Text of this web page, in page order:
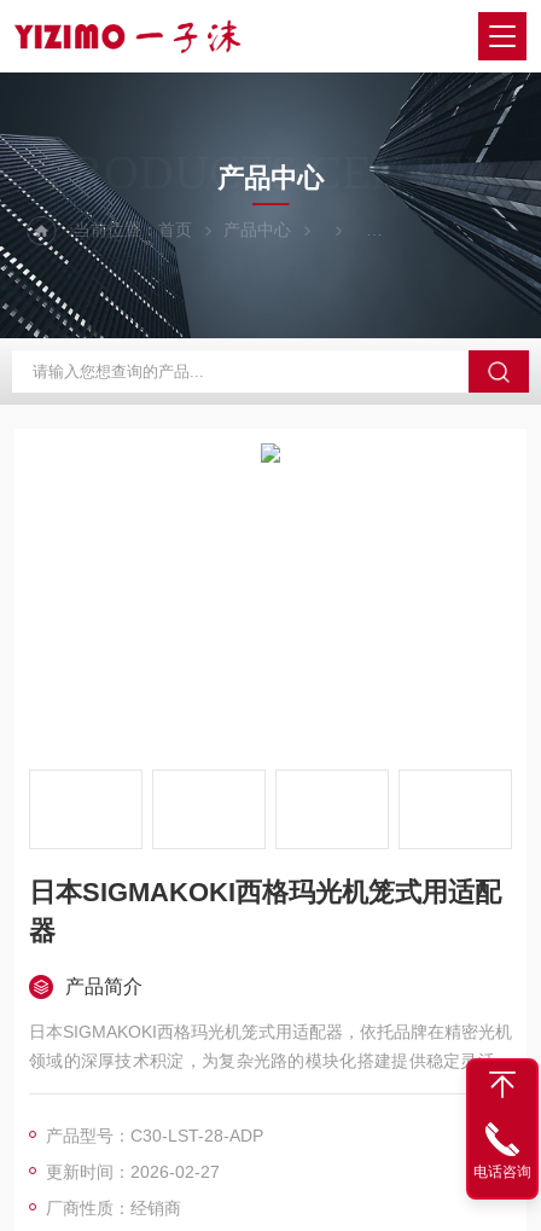
PRODUCTS CENTER
产品中心
当前位置：首页 产品中心 日本SIGMAKOKI西格玛
日本SIGMAKOKI西格玛光机笼式用适配
器
产品简介
日本SIGMAKOKI西格玛光机笼式用适配器，依托品牌在精密光机
领域的深厚技术积淀，为复杂光路的模块化搭建提供稳定灵活的
连接解决方案，广泛适配科研实验与工业检测等高精度光学场
产品型号：C30-LST-28-ADP
更新时间：2026-02-27
厂商性质：经销商
电话咨询